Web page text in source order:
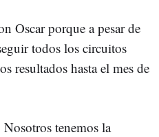
Oscar porque a pesar de
todos los circuitos
resultados hasta el mes de
Nosotros tenemos la